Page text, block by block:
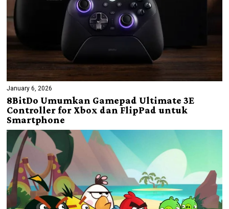
January 6, 2026
8BitDo Umumkan Gamepad Ultimate 3E
Controller for Xbox dan FlipPad untuk
Smartphone